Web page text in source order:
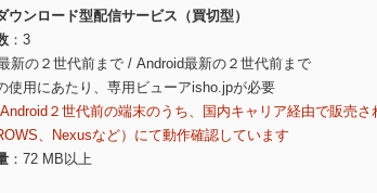
ウンロード型配信サービス（買切型）
3
新の２世代前まで / Android最新の２世代前まで
使用にあたり、専用ビューアisho.jpが必要
２世代前の端末のうち、国内キャリア経由で販売さ
、Nexusなど）にて動作確認しています
72 MB以上